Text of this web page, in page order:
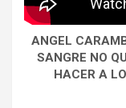
ANGEL
SANGRE NO
HACER A